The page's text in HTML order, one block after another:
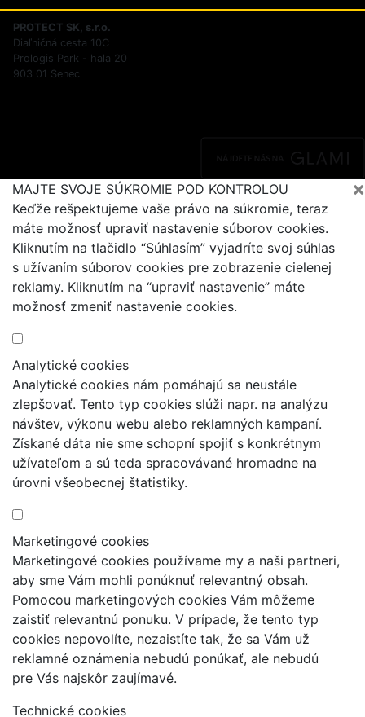
PROTECT SK, s.r.o.
Diaľničná cesta 10C
Prologis Park - hala 20
903 01 Senec
×
MAJTE SVOJE SÚKROMIE POD KONTROLOU
Keďže rešpektujeme vaše právo na súkromie, teraz
máte možnosť upraviť nastavenie súborov cookies.
Kliknutím na tlačidlo “Súhlasím” vyjadríte svoj súhlas
s užívaním súborov cookies pre zobrazenie cielenej
reklamy. Kliknutím na “upraviť nastavenie” máte
možnosť zmeniť nastavenie cookies.
Analytické cookies
Analytické cookies nám pomáhajú sa neustále
zlepšovať. Tento typ cookies slúži napr. na analýzu
návštev, výkonu webu alebo reklamných kampaní.
Získané dáta nie sme schopní spojiť s konkrétnym
užívateľom a sú teda spracovávané hromadne na
úrovni všeobecnej štatistiky.
Marketingové cookies
Marketingové cookies používame my a naši partneri,
aby sme Vám mohli ponúknuť relevantný obsah.
Pomocou marketingových cookies Vám môžeme
zaistiť relevantnú ponuku. V prípade, že tento typ
cookies nepovolíte, nezaistíte tak, že sa Vám už
reklamné oznámenia nebudú ponúkať, ale nebudú
pre Vás najskôr zaujímavé.
Technické cookies